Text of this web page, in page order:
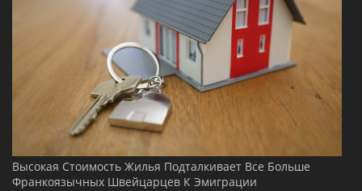
Высокая Стоимость Жилья Подталкивает Все Больше
Франкоязычных Швейцарцев К Эмиграции